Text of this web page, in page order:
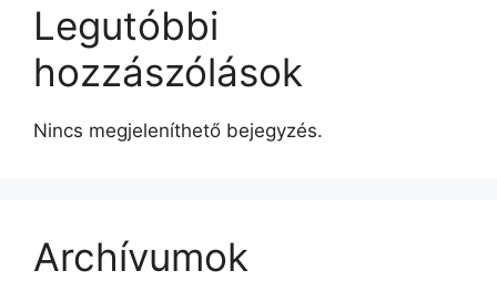
Legutóbbi
hozzászólások
Nincs megjeleníthető bejegyzés.
Archívumok